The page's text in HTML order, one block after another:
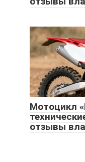
Мотоцикл
отзывы